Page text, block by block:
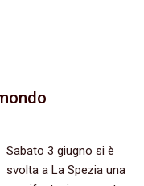
Sabato 3 giugno si è
svolta a La Spezia una